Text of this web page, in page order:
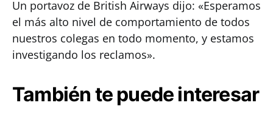
Un portavoz de British Airways dijo: «Esperamos
el más alto nivel de comportamiento de todos
nuestros colegas en todo momento, y estamos
investigando los reclamos».
También te puede interesar